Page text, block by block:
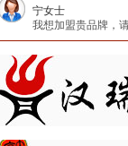
宁女士
我想加盟贵品牌，
石女士
我想加盟贵品牌，请
艾女士
我想加盟贵品牌，